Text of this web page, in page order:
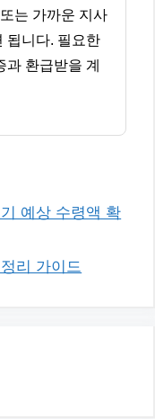
는 가까운 지사
됩니다. 필요한
환급받을 계
예상 수령액 확
리 가이드